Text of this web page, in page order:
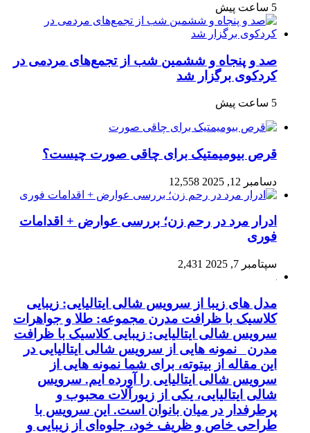
5 ساعت پیش
صد و پنجاه‌ و ششمین شب از تجمع‌های مردمی در
کردکوی برگزار شد
5 ساعت پیش
قرص بیومیمتیک برای چاقی صورت چیست؟
دسامبر 12, 2025 12,558
ادرار مرد در رحم زن؛ بررسی عوارض + اقدامات
فوری
سپتامبر 7, 2025 2,431
مدل های زیبا از سرویس شالی ایتالیایی: زیبایی
کلاسیک با ظرافت مدرن مجموعه: طلا و جواهرات
سرویس شالی ایتالیایی: زیبایی کلاسیک با ظرافت
مدرن نمونه هایی از سرویس شالی ایتالیایی در
این مقاله از بیتوته، برای شما نمونه هایی از
سرویس شالی ایتالیایی را آورده ایم. سرویس
شالی ایتالیایی، یکی از زیورآلات محبوب و
پرطرفدار در میان بانوان است. این سرویس با
طراحی خاص و ظریف خود، جلوه‌ای از زیبایی و